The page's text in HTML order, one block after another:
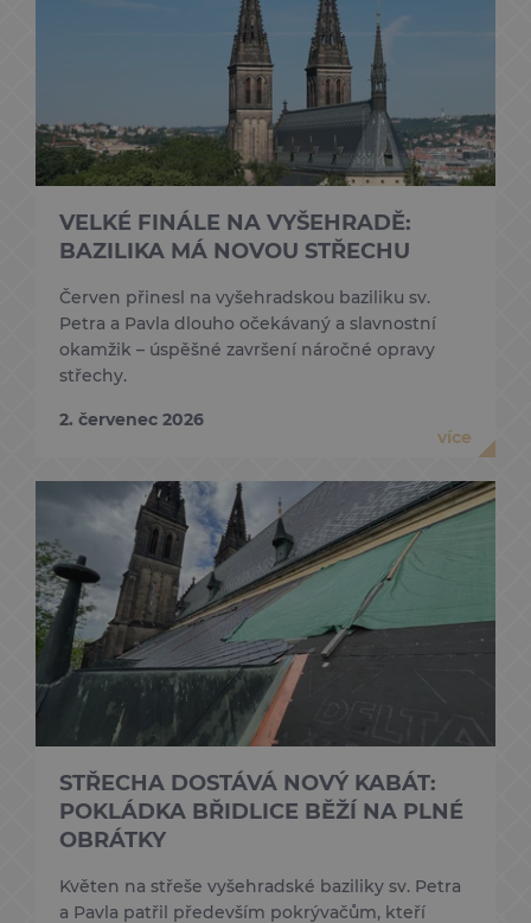
VELKÉ FINÁLE NA VYŠEHRADĚ:
BAZILIKA MÁ NOVOU STŘECHU
Červen přinesl na vyšehradskou baziliku sv.
Petra a Pavla dlouho očekávaný a slavnostní
okamžik – úspěšné završení náročné opravy
střechy.
2. červenec 2026
více
STŘECHA DOSTÁVÁ NOVÝ KABÁT:
POKLÁDKA BŘIDLICE BĚŽÍ NA PLNÉ
OBRÁTKY
Květen na střeše vyšehradské baziliky sv. Petra
a Pavla patřil především pokrývačům, kteří